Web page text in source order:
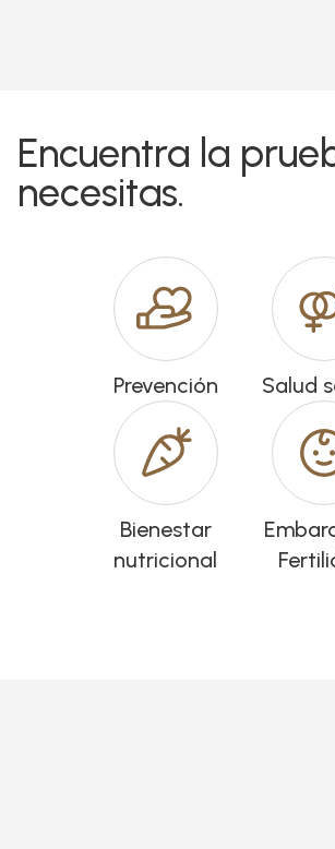
Encuentra la
necesitas.
Prevención Salud
Bienestar
nutricional